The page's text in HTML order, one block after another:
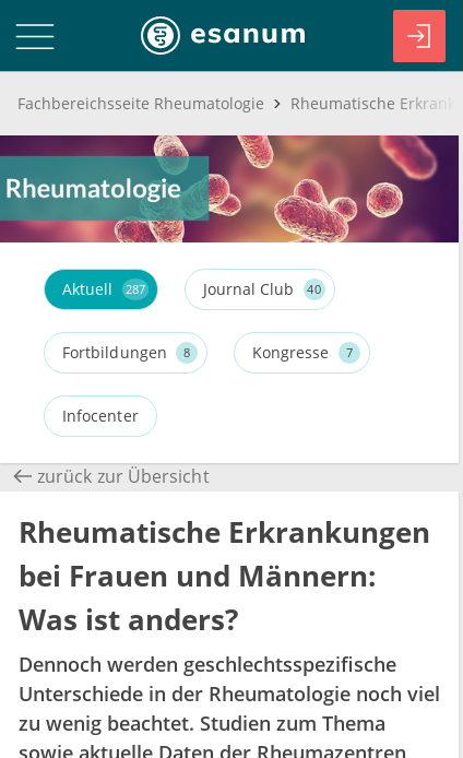
Fachbereichsseite Rheumatologie
Aktuell 287 Journal Club 40
Fortbildungen 8 Kongresse 7
Infocenter
zurück zur Übersicht
Rheumatische Erkrankungen
bei Frauen und Männern:
Was ist anders?
Dennoch werden geschlechtsspezifische
Unterschiede in der Rheumatologie noch viel
zu wenig beachtet. Studien zum Thema
sowie aktuelle Daten der Rheumazentren